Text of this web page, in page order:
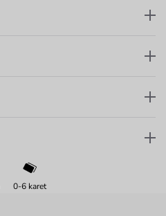
0-6 karet